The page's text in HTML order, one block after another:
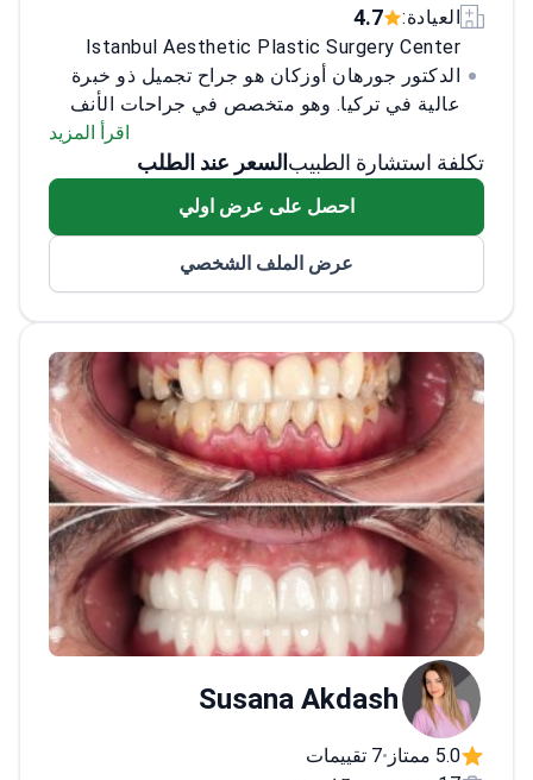
العيادة:
4.7
Istanbul Aesthetic Plastic Surgery Center
الدكتور جورهان أوزكان هو جراح تجميل ذو خبرة
عالية في تركيا. وهو متخصص في جراحات الأنف
والجفن والثدي والبطن وهو خبير في شد البطن
وتقويم الأنف. وهو الرئيس المؤسس لقسم الجراحة
في الجمعية التركية للجراحة التجميلية والترميمية
(ESPRAS) والمجلس الأوروبي لجراحة التجميل.
اقرأ المزيد
تكلفة استشارة الطبيب السعر عند الطلب
احصل على عرض اولي
عرض الملف الشخصي
Susana Akdash
5.0 ممتاز •7 تقييمات